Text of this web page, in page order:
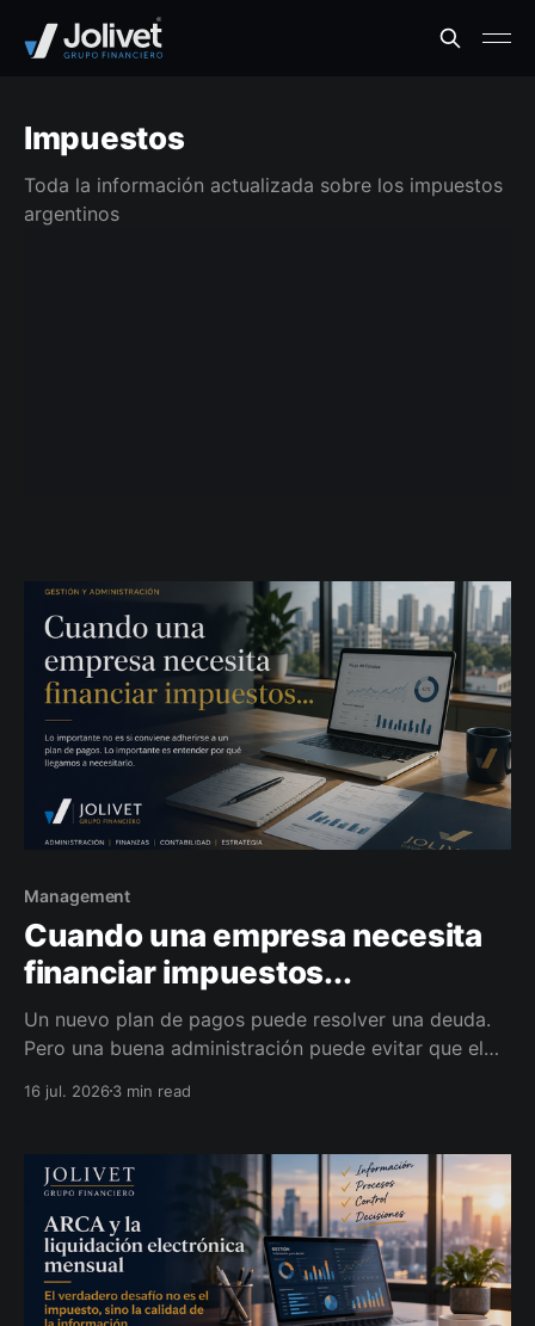
Impuestos
Toda la información actualizada sobre los impuestos
argentinos
Management
Cuando una empresa necesita
financiar impuestos...
Un nuevo plan de pagos puede resolver una deuda.
Pero una buena administración puede evitar que el
medida para empresarios, profesionales
16 jul. 20263 min read